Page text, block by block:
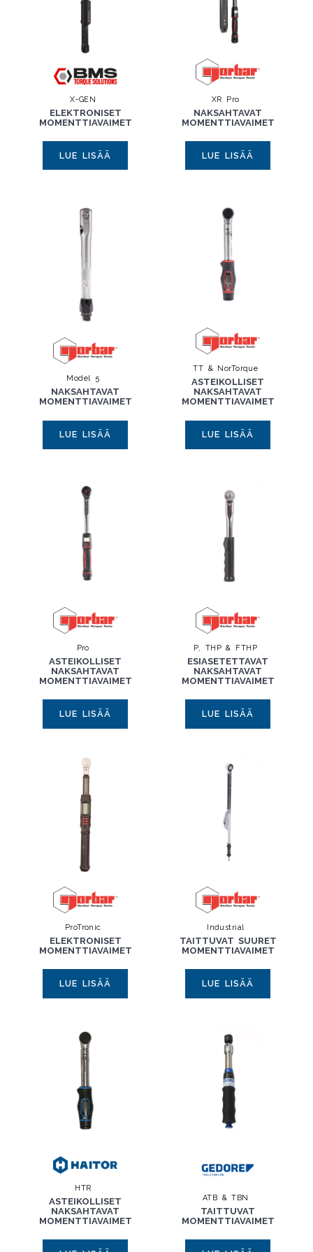
2000-5000
X-GEN
ELEKTRONISET
MOMENTTIAVAIMET
LUE LISÄÄ
XR Pro
NAKSAHTAVAT
MOMENTTIAVAIMET
LUE LISÄÄ
Model 5
NAKSAHTAVAT
MOMENTTIAVAIMET
LUE LISÄÄ
TT & NorTorque
ASTEIKOLLISET
NAKSAHTAVAT
MOMENTTIAVAIMET
LUE LISÄÄ
Pro
ASTEIKOLLISET
NAKSAHTAVAT
MOMENTTIAVAIMET
LUE LISÄÄ
P, THP & FTHP
ESIASETETTAVAT
NAKSAHTAVAT
MOMENTTIAVAIMET
LUE LISÄÄ
ProTronic
ELEKTRONISET
MOMENTTIAVAIMET
LUE LISÄÄ
Industrial
TAITTUVAT SUURET
MOMENTTIAVAIMET
LUE LISÄÄ
HTR
ASTEIKOLLISET
NAKSAHTAVAT
MOMENTTIAVAIMET
ATB & TBN
TAITTUVAT
MOMENTTIAVAIMET